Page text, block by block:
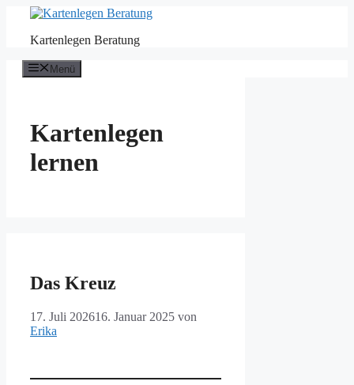
springenKartenlegen Beratung
Menü
Kartenlegen
lernen
Das Kreuz
17. Juli 202616. Januar 2025 von
Erika